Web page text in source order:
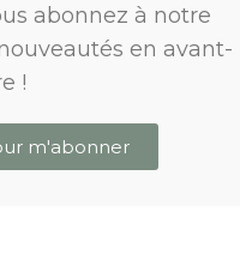
abonnez à notre
en avant-
!
m'abonner